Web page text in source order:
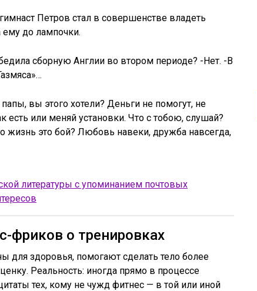
Петров стал в совершенстве владеть
ему до лампочки.
сборную Англии во втором периоде? -Нет. -В
вы этого хотели? Деньги не помогут, не
есть или меняй установки. Что с тобою, слушай?
жизнь это бой? Любовь навеки, дружба навсегда,
литературы с упоминанием почтовых
фриков о тренировках
для здоровья, помогают сделать тело более
Реальность: иногда прямо в процессе
тех, кому не чужд фитнес — в той или иной